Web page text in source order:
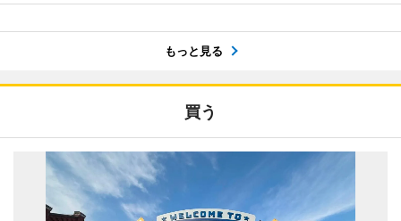
もっと見る
買う